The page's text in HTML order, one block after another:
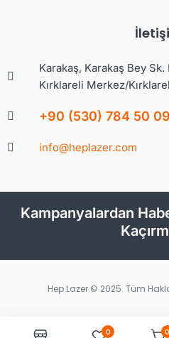
Karakaş, Karakaş Bey
Kırklareli Merkez/
+90 (530) 784 50 09
info@heplazer.com
Kampanyalardan
Hep Lazer.© 2025. Tüm
0 0